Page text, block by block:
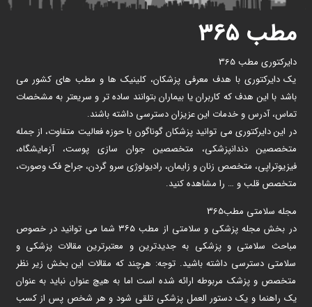
مطب ۳۶۵
دایرکتوری مطب 365
یک دایرکتوری با هدف معرفی پزشکان، کلینیک ها و مطب های کشور می
باشد با این هدف که کاربران یا بیماران بتوانند ساده تر و سریعتر به مشخصات
تماس، آدرس و خدمات این عزیزان دسترسی داشته باشند.
در این دایرکتوری می توانید پزشکان گوناگون با حوزه فعالیت متفاوت، از جمله
متخصصین دندانپزشکی، متخصصین جوان سازی پوست، آزمایشگاه،
فیزیوتراپی، متخصص زنان و زایمان، رادیولوژی سرو گردن، جراح فک وصورت،
متخصص قلب و … را مشاهده کنید.
مجله سلامتی مطب365
در بخش مجله پزشکی و سلامتی از مطب ۳۶۵ شما می توانید در خصوص
مباحث سلامتی و پزشکی به جدیدترین و معتبرترین مقالات پزشکی و
سلامتی دسترسی داشته باشید. توجه: هرچند که مقالات این بخش زیر نظر
متخصص و پزشک مربوطه ارائه شده است اما به هیچ عنوان نباید به عنوان
یک راهنما و یک دستور العمل پزشکی تلقی شود و هر شخص پس از کسب